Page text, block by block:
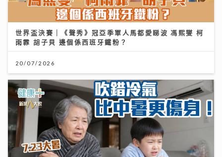
世界盃決賽｜《聲秀》冠亞季軍人馬都愛睇波 馮熙燮 柯
雨霏 胡子貝 邊個係西班牙鐵粉？
20/07/2026